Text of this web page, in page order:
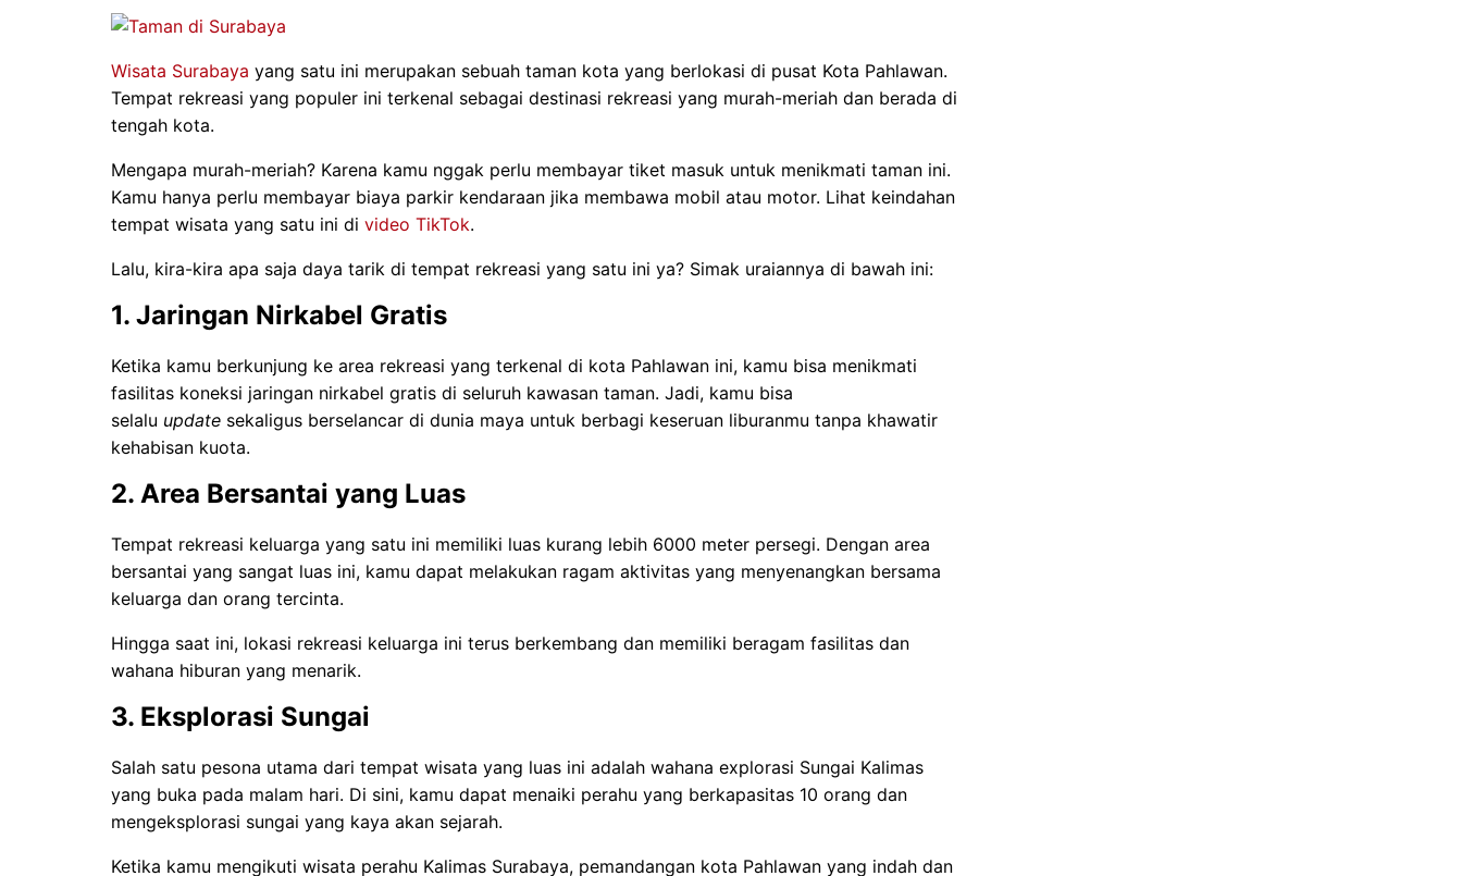
Wisata Surabaya yang satu ini merupakan sebuah taman kota yang berlokasi di pusat Kota Pahlawan.
Tempat rekreasi yang populer ini terkenal sebagai destinasi rekreasi yang murah-meriah dan berada di
tengah kota.
Mengapa murah-meriah? Karena kamu nggak perlu membayar tiket masuk untuk menikmati taman ini.
Kamu hanya perlu membayar biaya parkir kendaraan jika membawa mobil atau motor. Lihat keindahan
tempat wisata yang satu ini di video TikTok.
Lalu, kira-kira apa saja daya tarik di tempat rekreasi yang satu ini ya? Simak uraiannya di bawah ini:
1. Jaringan Nirkabel Gratis
Ketika kamu berkunjung ke area rekreasi yang terkenal di kota Pahlawan ini, kamu bisa menikmati
fasilitas koneksi jaringan nirkabel gratis di seluruh kawasan taman. Jadi, kamu bisa
selalu update sekaligus berselancar di dunia maya untuk berbagi keseruan liburanmu tanpa khawatir
kehabisan kuota.
2. Area Bersantai yang Luas
Tempat rekreasi keluarga yang satu ini memiliki luas kurang lebih 6000 meter persegi. Dengan area
bersantai yang sangat luas ini, kamu dapat melakukan ragam aktivitas yang menyenangkan bersama
keluarga dan orang tercinta.
Hingga saat ini, lokasi rekreasi keluarga ini terus berkembang dan memiliki beragam fasilitas dan
wahana hiburan yang menarik.
3. Eksplorasi Sungai
Salah satu pesona utama dari tempat wisata yang luas ini adalah wahana explorasi Sungai Kalimas
yang buka pada malam hari. Di sini, kamu dapat menaiki perahu yang berkapasitas 10 orang dan
mengeksplorasi sungai yang kaya akan sejarah.
Ketika kamu mengikuti wisata perahu Kalimas Surabaya, pemandangan kota Pahlawan yang indah dan